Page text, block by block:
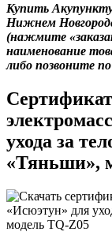
Купить
Нижнем
(нажмите
наименование
либо позвоните
ухода за
«Тяньши»,